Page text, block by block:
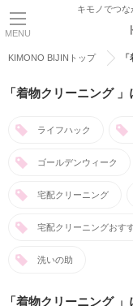
KIMONO BIJINトップ
「着物クリーニング
ライフハック
ゴールデンウィーク
宅配クリーニング
宅配クリーニングおす
洗いの助
「着物クリーニング
MENU
キモノでつ